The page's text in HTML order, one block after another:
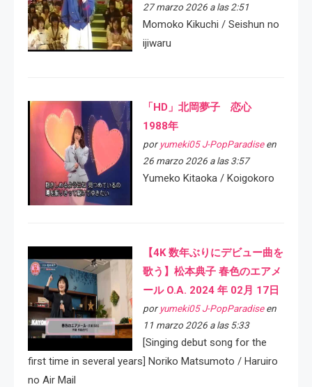
27 marzo 2026 a las 2:51
Momoko Kikuchi / Seishun no
ijiwaru
「HD」北岡夢子 恋心
1988年
por yumeki05 J-PopParadiseen
26 marzo 2026 a las 3:57
Yumeko Kitaoka / Koigokoro
【4K 数年ぶりにデビュー曲を
歌う】松本典子 春色のエアメ
ール O.A. 2024 年 02月 17日
por yumeki05 J-PopParadiseen
11 marzo 2026 a las 5:33
[Singing debut song for the
first time in several years] Noriko Matsumoto / Haruiro
no Air Mail